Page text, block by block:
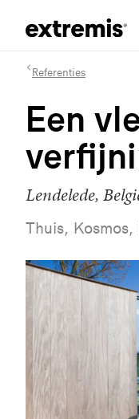
Referenties
Een
Lendelede,
Thuis, Kosmos,